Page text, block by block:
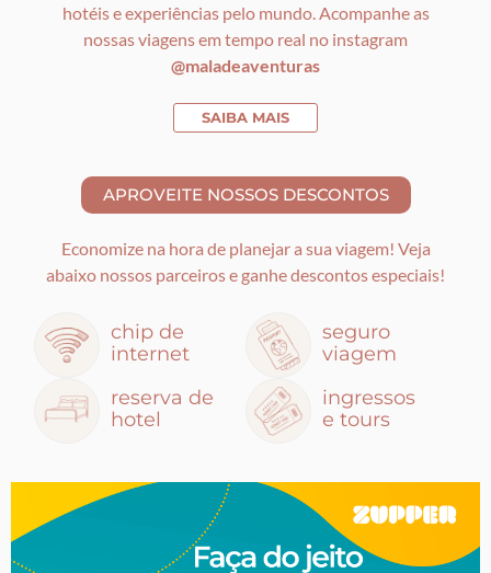
hotéis e experiências pelo mundo. Acompanhe as
nossas viagens em tempo real no instagram
@maladeaventuras
SAIBA MAIS
Economize na hora de planejar a sua viagem! Veja
abaixo nossos parceiros e ganhe descontos especiais!
chip de
internet
seguro
viagem
reserva de
hotel
ingressos
e tours